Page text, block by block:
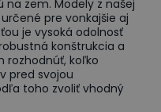
na zem. Modely z našej
pre vonkajšie aj
je vysoká odolnosť
konštrukcia a
rozhodnúť, koľko
pred svojou
toho zvoliť vhodný